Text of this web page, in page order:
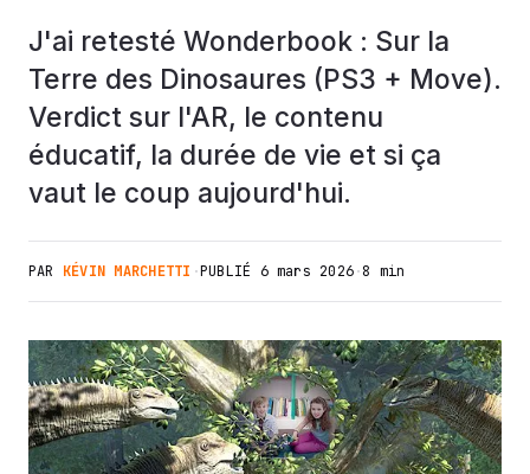
J'ai retesté Wonderbook : Sur la
Terre des Dinosaures (PS3 + Move).
Verdict sur l'AR, le contenu
éducatif, la durée de vie et si ça
vaut le coup aujourd'hui.
PAR KÉVIN MARCHETTI ·PUBLIÉ 6 mars 2026·8 min